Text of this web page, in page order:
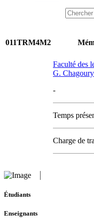
011TRM4M2
Faculté des
G. Chagoury
-
Temps
Charge de
Étudiants
Enseignants